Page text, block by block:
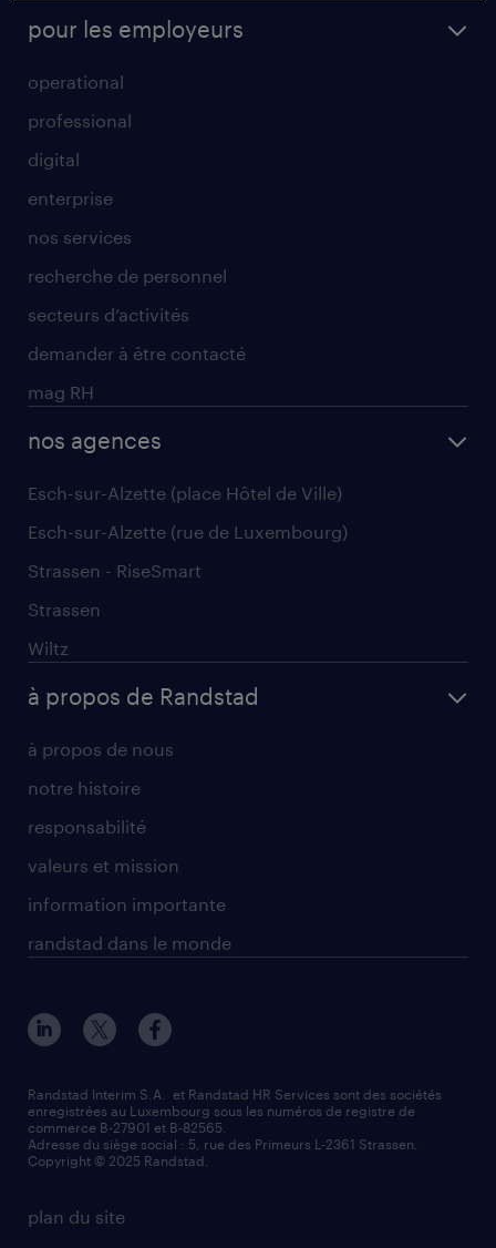
pour les employeurs
operational
professional
digital
enterprise
nos services
recherche de personnel
secteurs d’activités
demander à être contacté
mag RH
nos agences
Esch-sur-Alzette (place Hôtel de Ville)
Esch-sur-Alzette (rue de Luxembourg)
Strassen - RiseSmart
Strassen
Wiltz
à propos de Randstad
à propos de nous
notre histoire
responsabilité
valeurs et mission
information importante
randstad dans le monde
plan du site
Randstad Interim S.A. et Randstad HR Services sont des sociétés
enregistrées au Luxembourg sous les numéros de registre de
commerce B-27901 et B-82565.
Adresse du siège social : 5, rue des Primeurs L-2361 Strassen.
Copyright © 2025 Randstad.